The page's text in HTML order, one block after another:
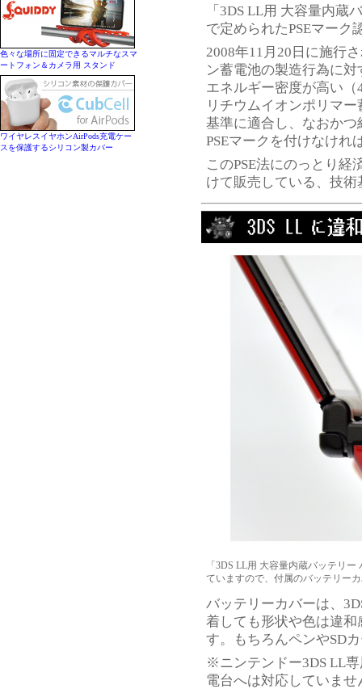
色々な場所に固定できるマルチなスマ
ートフォン＆カメラ用 スタンド
ワイヤレスイヤホンAirPods充電ケー
スを保護するシリコン製カバー
「3DS LL用 大容量内蔵
で定められたPSEマーク
2008年11月20日に施行
ン蓄電池の製造行為に
エネルギー密度が高い
リチウムイオンポリマ
基準に適合し、なおか
PSEマークを付けなけれ
このPSE法にのっとり経
けて販売している、技
「3DS LL用 大容量内蔵バッテリ
ていますので、付属のバッテリー
バッテリーカバーは、
着しても形状や色は違
す。もちろんペンやSD
※ニンテンドー3DS LL
電台へは対応していませ